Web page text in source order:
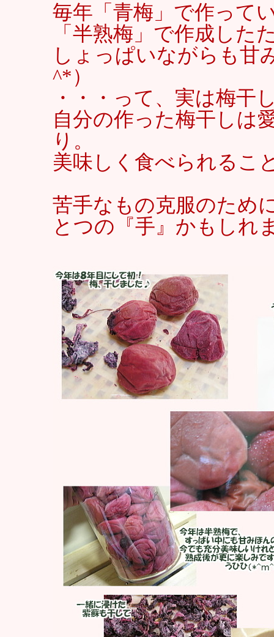
毎年「青梅」で作って
「半熟梅」で作成した
しょっぱいながらも甘
^*）
・・・って、実は梅干
自分の作った梅干しは
り。
美味しく食べられるこ
苦手なもの克服のため
とつの『手』かもしれ